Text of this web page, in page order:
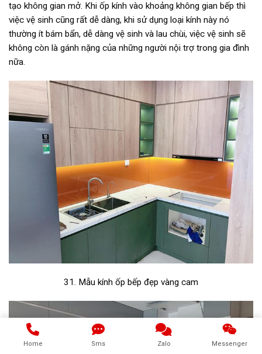
tạo không gian mở. Khi ốp kính vào khoảng không gian bếp thì
việc vệ sinh cũng rất dễ dàng, khi sử dụng loại kính này nó
thường ít bám bẩn, dễ dàng vệ sinh và lau chùi, việc vệ sinh sẽ
không còn là gánh nặng của những người nội trợ trong gia đình
nữa.
31. Mẫu kính ốp bếp đẹp vàng cam
Home Sms Zalo Messenger